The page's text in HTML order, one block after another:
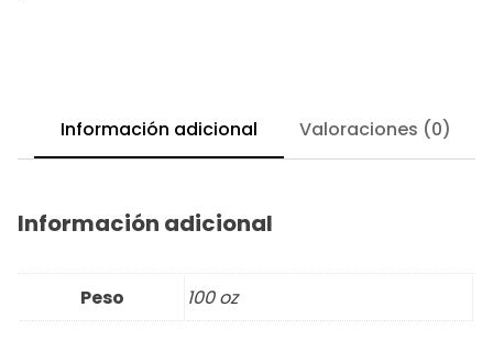
Información adicional Valoraciones (0)
Información adicional
Peso 100 oz